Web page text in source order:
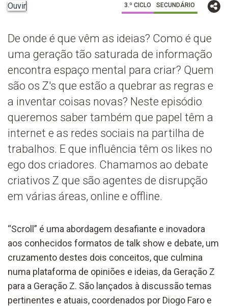
Ouvir 3.º CICLO SECUNDÁRIO
De onde é que vêm as ideias? Como é que
uma geração tão saturada de informação
encontra espaço mental para criar? Quem
são os Z's que estão a quebrar as regras e
a inventar coisas novas? Neste episódio
queremos saber também que papel têm a
internet e as redes sociais na partilha de
trabalhos. E que influência têm os likes no
ego dos criadores. Chamamos ao debate
criativos Z que são agentes de disrupção
em várias áreas, online e offline.
“Scroll” é uma abordagem desafiante e inovadora
aos conhecidos formatos de talk show e debate, um
cruzamento destes dois conceitos, que culmina
numa plataforma de opiniões e ideias, da Geração Z
para a Geração Z. São lançados à discussão temas
pertinentes e atuais, coordenados por Diogo Faro e